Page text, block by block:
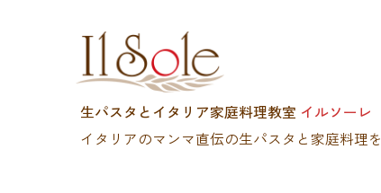
生パスタとイタリア家庭料理教室 イルソーレ
イタリアのマンマ直伝の生パスタと家庭料理を